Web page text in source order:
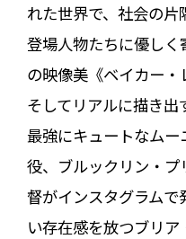
れた世界で、社会の片
登場人物たちに優し
の映像美《ベイカー
そしてリアルに描き
最強にキュートなム
役、ブルックリン・
督がインスタグラム
い存在感を放つブリ